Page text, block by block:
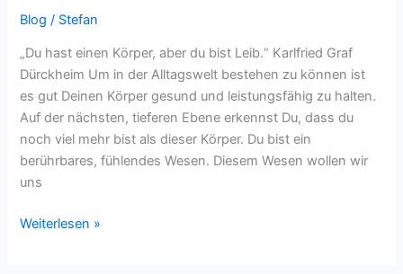
Blog / Stefan
„Du hast einen Körper, aber du bist Leib.“ Karlfried Graf
Dürckheim Um in der Alltagswelt bestehen zu können ist
es gut Deinen Körper gesund und leistungsfähig zu halten.
Auf der nächsten, tieferen Ebene erkennst Du, dass du
noch viel mehr bist als dieser Körper. Du bist ein
berührbares, fühlendes Wesen. Diesem Wesen wollen wir
uns
***
Weiterlesen »